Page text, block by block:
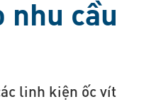
nhu cầu
linh kiện ốc vít